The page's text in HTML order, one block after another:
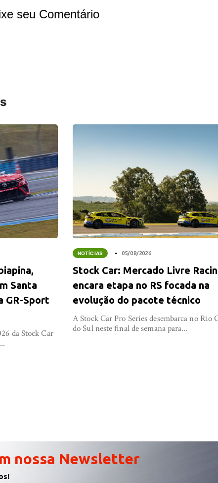
seu Comentário
Santa
GR-Sport
da Stock Car
NOTÍCIAS 05/08/2026
Stock Car: Mercado Livre
encara etapa no RS focada na
evolução do pacote técnico
A Stock Car Pro Series desembarca no Rio
do Sul neste final de semana para...
nossa Newsletter